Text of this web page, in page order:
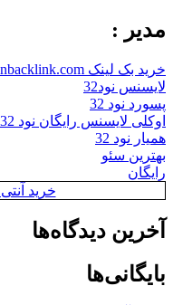
مدیر :
خرید بک لینک behtarinbacklink.com
لایسنس نود32
پسورد نود 32
اوکلی لایسنس رایگان نود 32
همیار نود 32
بهترین سئو
رایگان
خرید
آخرین دیدگاه‌ها
بایگانی‌ها